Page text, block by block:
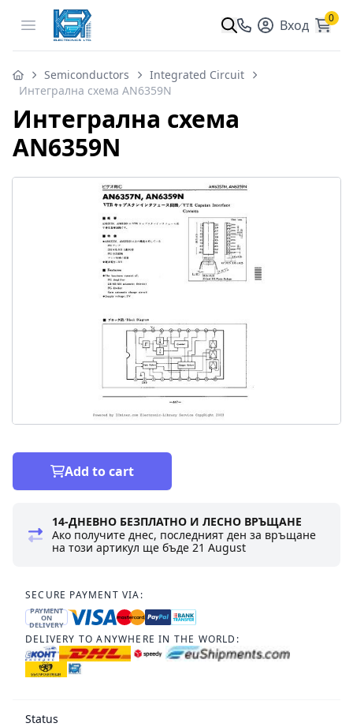
Open menu Вход 0
Semiconductors
Integrated Circuit
Интегрална схема AN6359N
Интегрална схема
AN6359N
Add to cart
14-ДНЕВНО БЕЗПЛАТНО И ЛЕСНО ВРЪЩАНЕ
Ако получите днес, последният ден за връщане
на този артикул ще бъде21 August
SECURE PAYMENT VIA:
PAYMENT
ON
DELIVERY
DELIVERY TO ANYWHERE IN THE WORLD:
Status